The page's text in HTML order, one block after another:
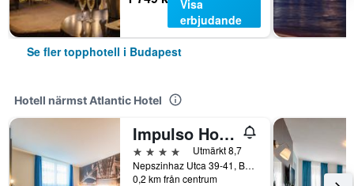
Visa
erbjudande
Se fler topphotell i Budapest
Hotell närmst Atlantic Hotel
Impulso Hotel by Mellow Mood Hotels
4 stjärnor
Utmärkt 8,7
Nepszinhaz Utca 39-41, Budapest, Ungern
0,2 km från centrum